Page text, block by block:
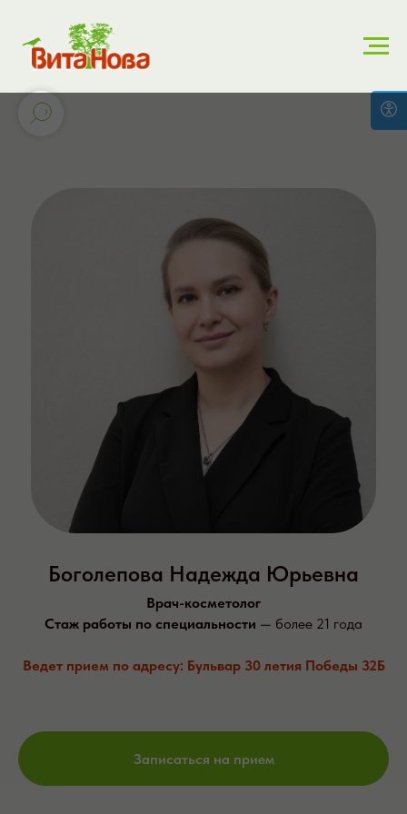
Боголепова Надежда Юрьевна
Врач-косметолог
Стаж работы по специальности — более 21 года
Ведет прием по адресу: Бульвар 30 летия Победы 32Б
Записаться на прием